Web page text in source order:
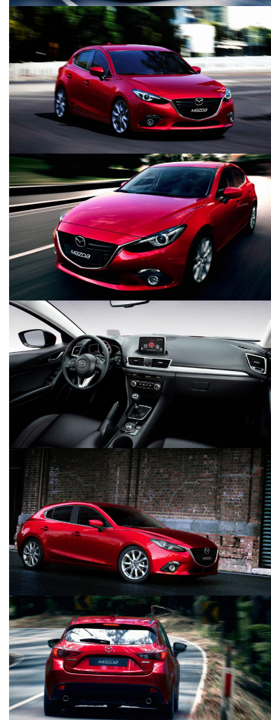
ẢNH CHI TIẾT FORD ECOSPORT 2018
autodaily
1.177 lượt xem - 09/04/2018
TIVOLI TẠI ĐẠI LÝ SSANGYONG THĂNG
LONG
autodaily
3.364 lượt xem - 24/05/2017
ẢNH CHI TIẾT MERCEDES-BENZ GLC
4.938 lượt xem - 21/04/2016
ĐÁNH GIÁ JUGUAR XE PORTFOLIO
autodaily
1.037 lượt xem - 11/04/2016
LAMBORGHINI HURACAN CHÍNH HÃNG
THỨ HAI TẠI HÀ NỘI
autodaily
1.100 lượt xem - 29/01/2016
CHEVROLET COLORADO HIGH
COUNTRY 2015
autodaily
1.186 lượt xem - 19/10/2015
HYUNDAI CRETA
autodaily
1.001 lượt xem - 19/10/2015
TRẢI NGHIỆM PORSCHE 911 CARRERA
GTS 2015
autodaily
1.113 lượt xem - 28/08/2015
MERCEDES-AMG GT S
autodaily
1.199 lượt xem - 01/05/2015
KTM DUKE 250 VÀ RC250
autodaily
1.035 lượt xem - 30/03/2015